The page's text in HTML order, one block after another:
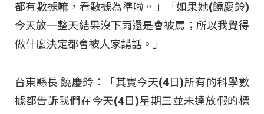
都有數據嘛，看數據為準啦。」「如果她(饒慶鈴)
今天放一整天結果沒下雨還是會被罵；所以我覺得
做什麼決定都會被人家講話。」
台東縣長 饒慶鈴：「其實今天(4日)所有的科學數
據都告訴我們在今天(4日)星期三並未達放假的標